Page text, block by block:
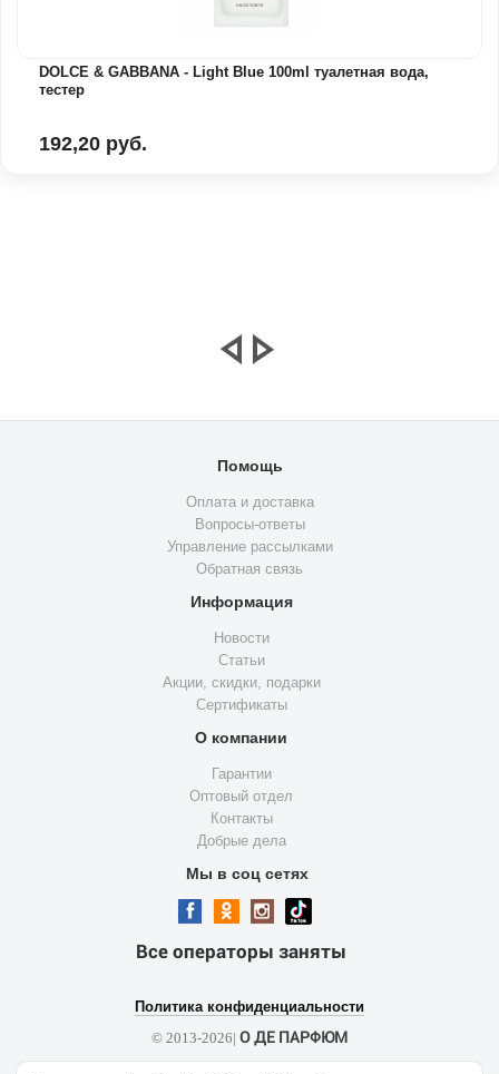
DOLCE & GABBANA - Light Blue 100ml туалетная вода,
тестер
192,20 руб.
Помощь
Оплата и доставка
Вопросы-ответы
Управление рассылками
Обратная связь
Информация
Новости
Статьи
Акции, скидки, подарки
Сертификаты
О компании
Гарантии
Оптовый отдел
Контакты
Добрые дела
Мы в соц сетях
Все операторы заняты
Политика конфиденциальности
© 2013-2026| О ДЕ ПАРФЮМ